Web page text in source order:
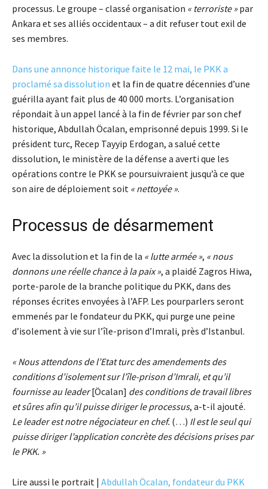
processus. Le groupe – classé organisation « terroriste »par
Ankara et ses alliés occidentaux – a dit refuser tout exil de
ses membres.
Dans une annonce historique faite le 12 mai, le PKK a
proclamé sa dissolution et la fin de quatre décennies d’une
guérilla ayant fait plus de 40 000 morts. L’organisation
répondait à un appel lancé à la fin de février par son chef
historique, Abdullah Öcalan, emprisonné depuis 1999. Si le
président turc, Recep Tayyip Erdogan, a salué cette
dissolution, le ministère de la défense a averti que les
opérations contre le PKK se poursuivraient jusqu’à ce que
son aire de déploiement soit « nettoyée ».
Processus de désarmement
Avec la dissolution et la fin de la « lutte armée », « nous
donnons une réelle chance à la paix », a plaidé Zagros Hiwa,
porte-parole de la branche politique du PKK, dans des
réponses écrites envoyées à l’AFP. Les pourparlers seront
emmenés par le fondateur du PKK, qui purge une peine
d’isolement à vie sur l’île-prison d’Imrali, près d’Istanbul.
« Nous attendons de l’Etat turc des amendements des
conditions d’isolement sur l’île-prison d’Imrali, et qu’il
fournisse au leader[Öcalan] des conditions de travail libres
et sûres afin qu’il puisse diriger le processus, a-t-il ajouté.
Le leader est notre négociateur en chef. (…) Il est le seul qui
puisse diriger l’application concrète des décisions prises par
le PKK. »
Lire aussi le portrait | Abdullah Öcalan, fondateur du PKK